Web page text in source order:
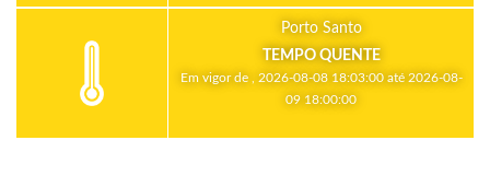
Porto Santo
TEMPO QUENTE
Em vigor de , 2026-08-08 18:03:00 até 2026-08-
09 18:00:00